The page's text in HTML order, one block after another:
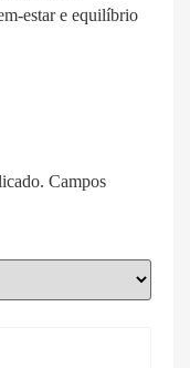
estar e equilíbrio
Campos